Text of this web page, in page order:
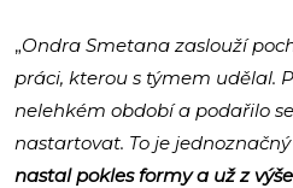
„Ondra Smetana zaslouží
práci, kterou s týmem udělal.
nelehkém období a podařilo
nastartovat. To je
nastal pokles formy a už z